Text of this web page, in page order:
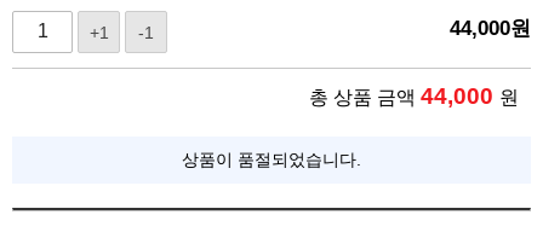
+1 -1 44,000원
총 상품 금액 44,000 원
상품이 품절되었습니다.